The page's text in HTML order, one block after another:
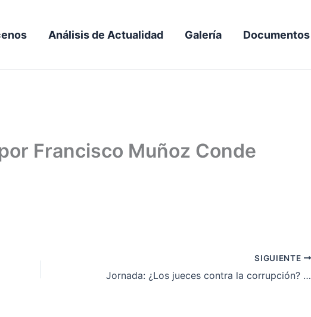
Análisis de Actualidad Galería Documentos
Francisco Muñoz Conde
SIGUIENTE
Jornada: ¿Los jueces contra la corrupción? El caso de los ERE